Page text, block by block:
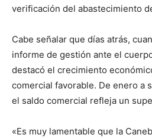
verificación del abastecimiento
Cabe señalar que días atrás,
informe de gestión ante el
destacó el crecimiento
comercial favorable. De enero a
el saldo comercial refleja un
«Es muy lamentable que la